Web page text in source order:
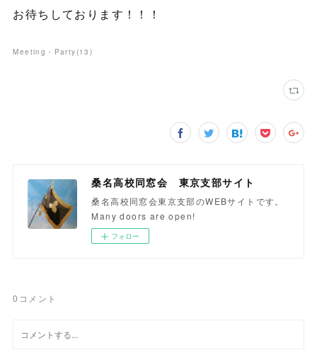
お待ちしております！！！
Meeting・Party(13 )
桑名高校同窓会 東京支部サイト
桑名高校同窓会東京支部のWEBサイトです。
Many doors are open!
フォロー
0 コメント